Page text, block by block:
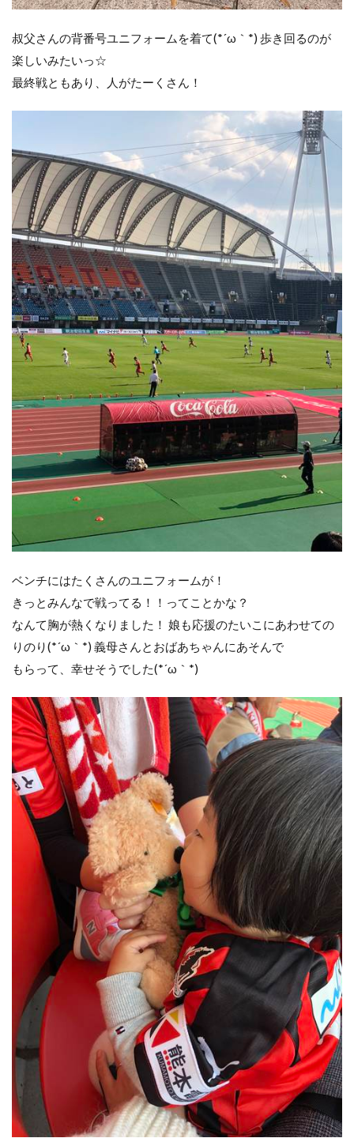
叔父さんの背番号ユニフォームを着て(*´ω｀*) 歩き回るのが
楽しいみたいっ☆
最終戦ともあり、人がたーくさん！
ベンチにはたくさんのユニフォームが！
きっとみんなで戦ってる！！ってことかな？
なんて胸が熱くなりました！ 娘も応援のたいこにあわせての
りのり(*´ω｀*) 義母さんとおばあちゃんにあそんで
もらって、幸せそうでした(*´ω｀*)